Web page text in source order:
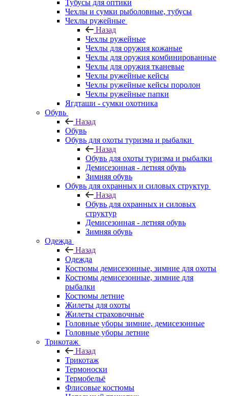
Тубусы для оптики
Чехлы и сумки рыболовные, тубусы
Чехлы ружейные
Назад
Чехлы ружейные
Чехлы для оружия кожаные
Чехлы для оружия комбинированные
Чехлы для оружия тканевые
Чехлы ружейные кейсы
Чехлы ружейные кейсы поролон
Чехлы ружейные папки
Ягдташи - сумки охотника
Обувь
Назад
Обувь
Обувь для охоты туризма и рыбалки
Назад
Обувь для охоты туризма и рыбалки
Демисезонная - летняя обувь
Зимняя обувь
Обувь для охранных и силовых структур
Назад
Обувь для охранных и силовых
структур
Демисезонная - летняя обувь
Зимняя обувь
Одежда
Назад
Одежда
Костюмы демисезонные, зимние для охоты
Костюмы демисезонные, зимние для
рыбалки
Костюмы летние
Жилеты для охоты
Жилеты страховочные
Головные уборы зимние, демисезонные
Головные уборы летние
Трикотаж
Назад
Трикотаж
Термоноски
Термобельё
Флисовые костюмы